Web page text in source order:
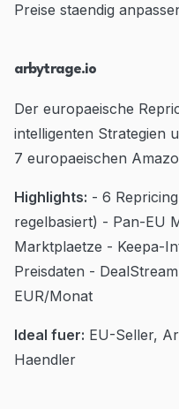
Preise staendig
arbytrage.io
Der europaeische
intelligenten Strategien
7 europaeischen
Highlights: - 6
regelbasiert) - Pan-EU
Marktplaetze - Keepa-
Preisdaten -
EUR/Monat
Ideal fuer: EU-Seller,
Haendler